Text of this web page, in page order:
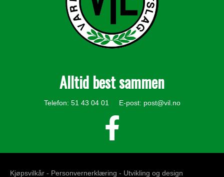
Alltid best sammen
Telefon: 51 43 04 01 E-post: post@vil.no
Kjøpsvilkår - Personvernerklæring - Utvikling og design